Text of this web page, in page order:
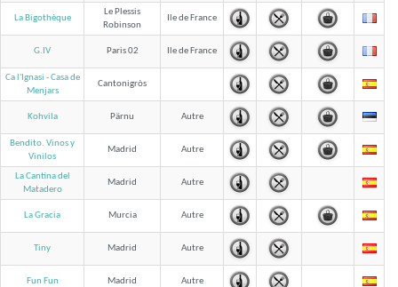
La Bigothèque
Le Plessis
Robinson
Ile de France
G.IV Paris 02 Ile de France
Ca l'Ignasi - Casa de
Menjars
Cantonigròs
Kohvila Pärnu Autre
Bendito. Vinos y
Vinilos
Madrid Autre
La Cantina del
Matadero
Madrid Autre
La Gracia Murcia Autre
Tiny Madrid Autre
Fun Fun Madrid Autre